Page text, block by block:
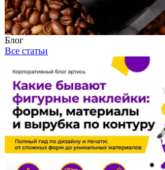
Блог
Все статьи